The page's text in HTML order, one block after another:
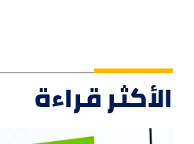
الأكثر قراءة